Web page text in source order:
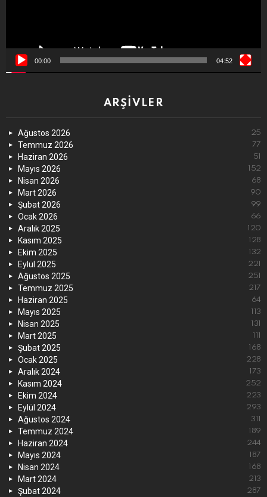
00:00 04:52
ARŞIVLER
Ağustos 2026 25
Temmuz 2026 77
Haziran 2026 51
Mayıs 2026 152
Nisan 2026 68
Mart 2026 90
Şubat 2026 99
Ocak 2026 66
Aralık 2025 120
Kasım 2025 128
Ekim 2025 132
Eylül 2025 221
Ağustos 2025 251
Temmuz 2025 217
Haziran 2025 64
Mayıs 2025 113
Nisan 2025 131
Mart 2025
Şubat 2025 168
Ocak 2025 228
Aralık 2024 173
Kasım 2024 252
Ekim 2024 223
Eylül 2024 293
Ağustos 2024 311
Temmuz 2024 189
Haziran 2024 244
Mayıs 2024 187
Nisan 2024 168
Mart 2024 213
Şubat 2024 287